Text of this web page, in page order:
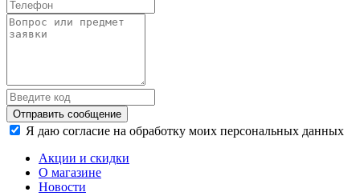
Отправить сообщение
Я даю согласие на обработку моих персональных данных
Акции и скидки
О магазине
Новости